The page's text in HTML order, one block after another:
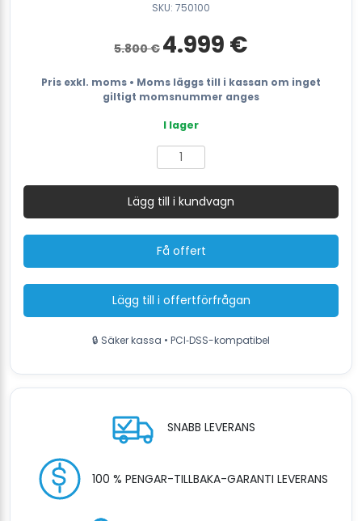
SKU: 750100
5.800€
Det
ursprungliga
var:
5.800 €.
4.999 €
är:
4.999 €.
Pris exkl. moms • Moms läggs till i kassan om inget
giltigt momsnummer anges
I lager
Åkbar
sopmaskin
SMITH
JB1350
-
8000
m²/h
effektivitet
mängd
Lägg till i kundvagn
Få offert
Lägg till i offertförfrågan
🔒 Säker kassa • PCI‑DSS-kompatibel
SNABB LEVERANS
100 % PENGAR-TILLBAKA-GARANTI LEVERANS